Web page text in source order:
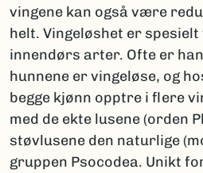
vingene kan også være
helt. Vingeløshet er
innendørs arter. Ofte er
hunnene er vingeløse, og
begge kjønn opptre i flere
med de ekte lusene (orden
støvlusene den naturlige
gruppen Psocodea. Unikt